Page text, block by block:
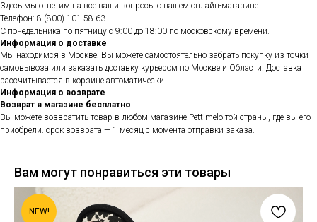
Здесь мы ответим на все ваши вопросы о нашем онлайн-магазине.
Телефон: 8 (800) 101-58-63
С понедельника по пятницу с 9:00 до 18:00 по московскому времени.
Информация о доставке
Мы находимся в Москве. Вы можете самостоятельно забрать покупку из точки
самовывоза или заказать доставку курьером по Москве и Области. Доставка
рассчитывается в корзине автоматически.
Информация о возврате
Возврат в магазине бесплатно
Вы можете возвратить товар в любом магазине Pettimelo той страны, где вы его
приобрели. срок возврата — 1 месяц с момента отправки заказа.
Вам могут понравиться эти товары
NEW!